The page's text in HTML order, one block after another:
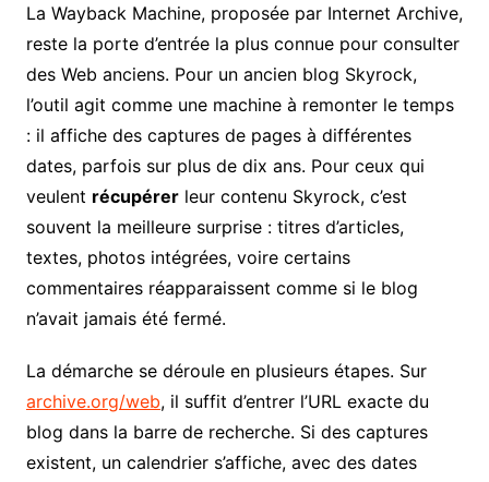
La Wayback Machine, proposée par Internet Archive,
reste la porte d’entrée la plus connue pour consulter
des Web anciens. Pour un ancien blog Skyrock,
l’outil agit comme une machine à remonter le temps
: il affiche des captures de pages à différentes
dates, parfois sur plus de dix ans. Pour ceux qui
veulent récupérerleur contenu Skyrock, c’est
souvent la meilleure surprise : titres d’articles,
textes, photos intégrées, voire certains
commentaires réapparaissent comme si le blog
n’avait jamais été fermé.
La démarche se déroule en plusieurs étapes. Sur
archive.org/web, il suffit d’entrer l’URL exacte du
blog dans la barre de recherche. Si des captures
existent, un calendrier s’affiche, avec des dates